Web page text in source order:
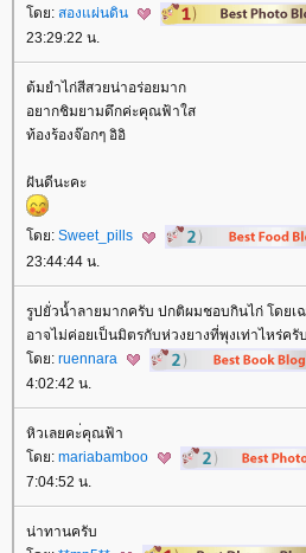
ดย: สองแผ่นดิน
23:29:22 น.
ต้มยำไก่สีสวยน่าอร่อยมาก
อยากชิมยามดึกค่ะคุณฟ้าใส
ท้องร้องจ๊อกๆ อิอิ
ฝันดีนะคะ
ดย: Sweet_pills
23:44:44 น.
รูปยั่วน้ำลายมากครับ ปกติผมชอบกินไก่ โดยเ
อาจไม่ค่อยเป็นมิตรกับห่วงยางที่พุงเท่าไหร่ครับ
ดย: ruennara
4:02:42 น.
หิวเลยคะ่คุณฟ้า
ดย: mariabamboo
7:04:52 น.
น่าทานครับ